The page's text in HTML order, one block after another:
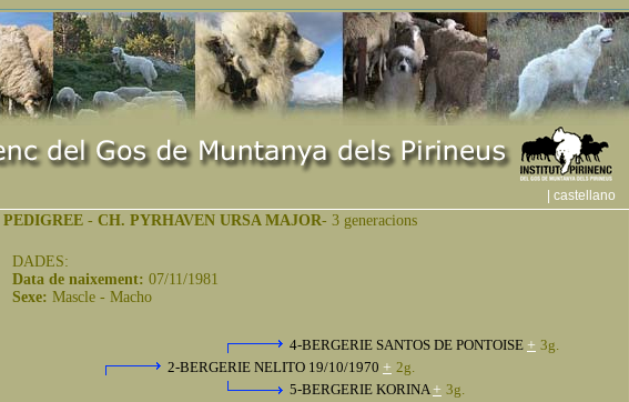
| castellano
PEDIGREE - CH. PYRHAVEN URSA MAJOR- 3 generacions
DADES:
Data de naixement: 07/11/1981
Sexe: Mascle - Macho
4-BERGERIE SANTOS DE PONTOISE + 3g.
5-BERGERIE KORINA+ 3g.
2-BERGERIE NELITO 19/10/1970 + 2g.